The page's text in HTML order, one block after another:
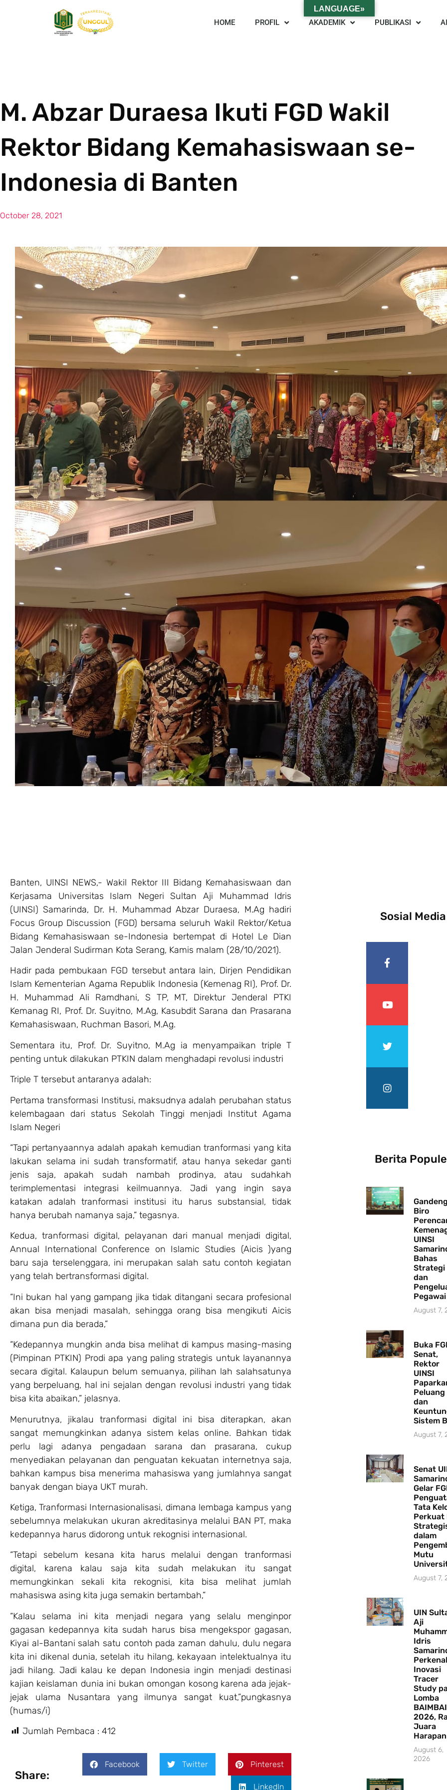
HOME PROFIL AKADEMIK PUBLIKASI
M. Abzar Duraesa Ikuti FGD Wakil
Rektor Bidang Kemahasiswaan se-
Indonesia di Banten
October 28, 2021
Banten, UINSI NEWS,- Wakil Rektor III Bidang Kemahasiswaan dan
Kerjasama Universitas Islam Negeri Sultan Aji Muhammad Idris
(UINSI) Samarinda, Dr. H. Muhammad Abzar Duraesa, M.Ag hadiri
Focus Group Discussion (FGD) bersama seluruh Wakil Rektor/Ketua
Bidang Kemahasiswaan se-Indonesia bertempat di Hotel Le Dian
Jalan Jenderal Sudirman Kota Serang, Kamis malam (28/10/2021).
Hadir pada pembukaan FGD tersebut antara lain, Dirjen Pendidikan
Islam Kementerian Agama Republik Indonesia (Kemenag RI), Prof. Dr.
H. Muhammad Ali Ramdhani, S TP, MT, Direktur Jenderal PTKI
Kemanag RI, Prof. Dr. Suyitno, M.Ag, Kasubdit Sarana dan Prasarana
Kemahasiswaan, Ruchman Basori, M.Ag.
Sementara itu, Prof. Dr. Suyitno, M.Ag ia menyampaikan triple T
penting untuk dilakukan PTKIN dalam menghadapi revolusi industri
Triple T tersebut antaranya adalah:
Pertama transformasi Institusi, maksudnya adalah perubahan status
kelembagaan dari status Sekolah Tinggi menjadi Institut Agama
Islam Negeri
“Tapi pertanyaannya adalah apakah kemudian tranformasi yang kita
lakukan selama ini sudah transformatif, atau hanya sekedar ganti
jenis saja, apakah sudah nambah prodinya, atau sudahkah
terimplementasi integrasi keilmuannya. Jadi yang ingin saya
katakan adalah tranformasi institusi itu harus substansial, tidak
hanya berubah namanya saja,” tegasnya.
Kedua, tranformasi digital, pelayanan dari manual menjadi digital,
Annual International Conference on Islamic Studies (Aicis )yang
baru saja terselenggara, ini merupakan salah satu contoh kegiatan
yang telah bertransformasi digital.
“Ini bukan hal yang gampang jika tidak ditangani secara profesional
akan bisa menjadi masalah, sehingga orang bisa mengikuti Aicis
dimana pun dia berada,”
“Kedepannya mungkin anda bisa melihat di kampus masing-masing
(Pimpinan PTKIN) Prodi apa yang paling strategis untuk layanannya
secara digital. Kalaupun belum semuanya, pilihan lah salahsatunya
yang berpeluang, hal ini sejalan dengan revolusi industri yang tidak
bisa kita abaikan,” jelasnya.
Menurutnya, jikalau tranformasi digital ini bisa diterapkan, akan
sangat memungkinkan adanya sistem kelas online. Bahkan tidak
perlu lagi adanya pengadaan sarana dan prasarana, cukup
menyediakan pelayanan dan penguatan kekuatan internetnya saja,
bahkan kampus bisa menerima mahasiswa yang jumlahnya sangat
banyak dengan biaya UKT murah.
Ketiga, Tranformasi Internasionalisasi, dimana lembaga kampus yang
sebelumnya melakukan ukuran akreditasinya melalui BAN PT, maka
kedepannya harus didorong untuk rekognisi internasional.
“Tetapi sebelum kesana kita harus melalui dengan tranformasi
digital, karena kalau saja kita sudah melakukan itu sangat
memungkinkan sekali kita rekognisi, kita bisa melihat jumlah
mahasiswa asing kita juga semakin bertambah,”
“Kalau selama ini kita menjadi negara yang selalu menginpor
gagasan kedepannya kita sudah harus bisa mengekspor gagasan,
Kiyai al-Bantani salah satu contoh pada zaman dahulu, dulu negara
kita ini dikenal dunia, setelah itu hilang, kekayaan intelektualnya itu
jadi hilang. Jadi kalau ke depan Indonesia ingin menjadi destinasi
kajian keislaman dunia ini bukan omongan kosong karena ada jejak-
jejak ulama Nusantara yang ilmunya sangat kuat,”pungkasnya
(humas/i)
Jumlah Pembaca : 412
Share:
Facebook Twitter Pinterest
LinkedIn
Sosial Media
Berita
Gandeng
Biro
UINSI
Bahas
Strategi
dan
Pegawai
August 7,
Buka
Senat,
Rektor
UINSI
Peluang
dan
Sistem
August 7,
Senat
Gelar
Tata
Perkuat
dalam
Mutu
August 7,
UIN
Aji
Idris
Inovasi
Tracer
Study
Lomba
BAIMBAI
2026,
Juara
August 6,
2026
LANGUAGE»